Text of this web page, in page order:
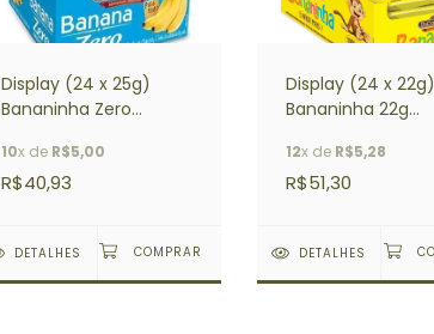
Display (24 x 25g)
Bananinha Zero
DACOLÔNIA
10x de R$5,00
R$40,93
DETALHES
Display (24 x 22g)
Bananinha 22g
12x de R$5,28
R$51,30
DETALHES